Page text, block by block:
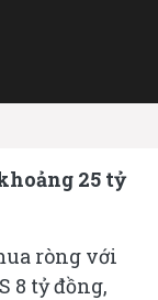
25 tỷ
ròng với
8 tỷ đồng,